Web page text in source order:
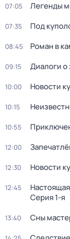
07:05 Легенды
07:35 Под
08:45 Роман в
09:15 Диалоги
10:00 Новости
10:15
10:55
12:00
12:30 Новости
12:45
Серия 1-я
13:40 Сны